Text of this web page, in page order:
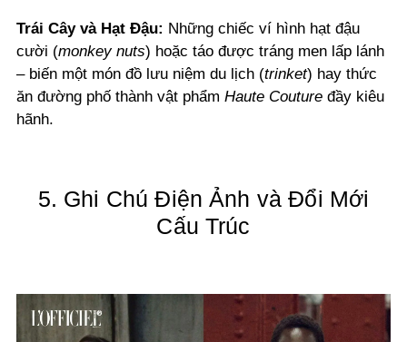
Trái Cây và Hạt Đậu: Những chiếc ví hình hạt đậu
cười (monkey nuts) hoặc táo được tráng men lấp lánh
– biến một món đồ lưu niệm du lịch (trinket) hay thức
ăn đường phố thành vật phẩm Haute Couture đầy kiêu
hãnh.
5. Ghi Chú Điện Ảnh và Đổi Mới
Cấu Trúc